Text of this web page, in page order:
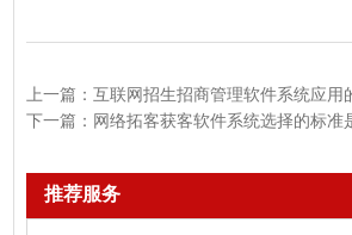
上一篇： 互联网招生招商管理软件系统应用
下一篇： 网络拓客获客软件系统选择的标准
推荐服务